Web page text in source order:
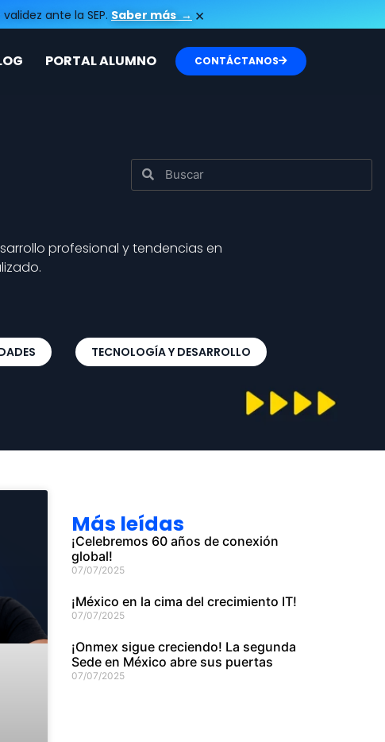
ante la SEP. Saber más → ×
PORTAL ALUMNO CONTÁCTANOS
profesional y tendencias en
TECNOLOGÍA Y DESARROLLO
Más leídas
¡Celebremos 60 años de conexión
global!
07/07/2025
¡México en la cima del crecimiento IT!
07/07/2025
¡Onmex sigue creciendo! La segunda
Sede en México abre sus puertas
07/07/2025